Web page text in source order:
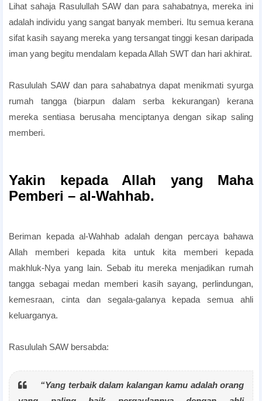
Lihat sahaja Rasulullah SAW dan para sahabatnya, mereka ini
adalah individu yang sangat banyak memberi. Itu semua kerana
sifat kasih sayang mereka yang tersangat tinggi kesan daripada
iman yang begitu mendalam kepada Allah SWT dan hari akhirat.
Rasululah SAW dan para sahabatnya dapat menikmati syurga
rumah tangga (biarpun dalam serba kekurangan) kerana
mereka sentiasa berusaha menciptanya dengan sikap saling
memberi.
Yakin kepada Allah yang Maha
Pemberi – al-Wahhab.
Beriman kepada al-Wahhab adalah dengan percaya bahawa
Allah memberi kepada kita untuk kita memberi kepada
makhluk-Nya yang lain. Sebab itu mereka menjadikan rumah
tangga sebagai medan memberi kasih sayang, perlindungan,
kemesraan, cinta dan segala-galanya kepada semua ahli
keluarganya.
Rasululah SAW bersabda:
“Yang terbaik dalam kalangan kamu adalah orang